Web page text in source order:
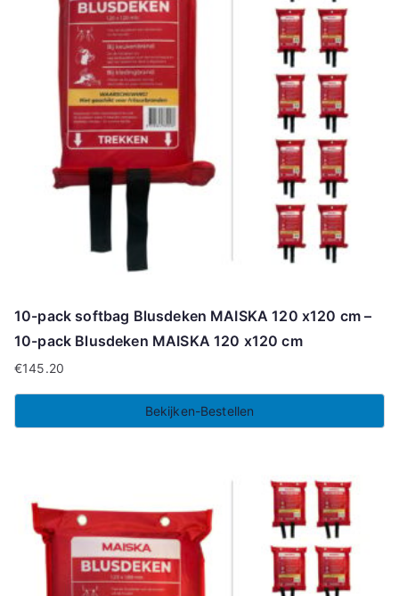
10-pack softbag Blusdeken MAISKA 120 x120 cm –
10-pack Blusdeken MAISKA 120 x120 cm
€145.20
Bekijken-Bestellen